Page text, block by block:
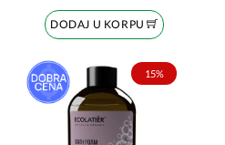
DODAJ U KORPU
15%